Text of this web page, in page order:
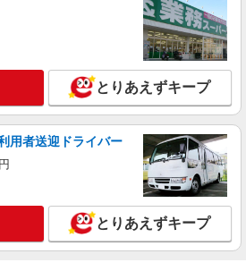
とりあえずキープ
用者送迎ドライバー
とりあえずキープ